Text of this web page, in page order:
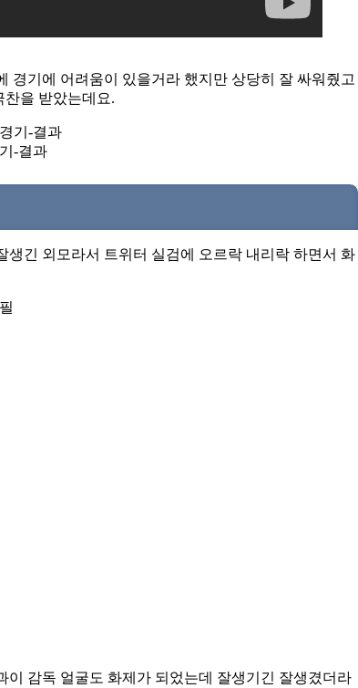
경기에 어려움이 있을거라 했지만 상당히 잘 싸워줬고
찬을 받았는데요.
-결과
긴 외모라서 트위터 실검에 오르락 내리락 하면서 화
감독 얼굴도 화제가 되었는데 잘생기긴 잘생겼더라